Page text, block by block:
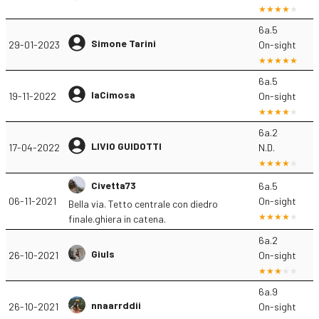
29-01-2023 Simone Tarini
6a.5
On-sight
19-11-2022 laCimosa
6a.5
On-sight
17-04-2022 LIVIO GUIDOTTI
6a.2
N.D.
06-11-2021
Civetta73
Bella via. Tetto centrale con diedro
finale.ghiera in catena.
6a.5
On-sight
26-10-2021 Giuls
6a.2
On-sight
26-10-2021 nnaarrddii
6a.9
On-sight